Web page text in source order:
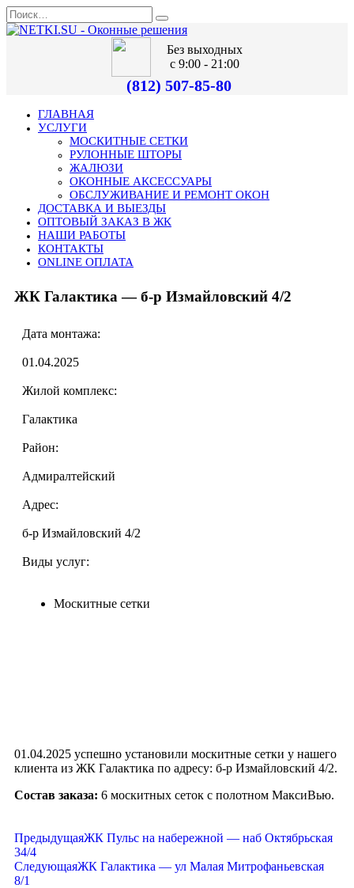
Без выходных
с 9:00 - 21:00
(812) 507-85-80
ГЛАВНАЯ
УСЛУГИ
МОСКИТНЫЕ СЕТКИ
РУЛОННЫЕ ШТОРЫ
ЖАЛЮЗИ
ОКОННЫЕ АКСЕССУАРЫ
ОБСЛУЖИВАНИЕ И РЕМОНТ ОКОН
ДОСТАВКА И ВЫЕЗДЫ
ОПТОВЫЙ ЗАКАЗ В ЖК
НАШИ РАБОТЫ
КОНТАКТЫ
ONLINE ОПЛАТА
ЖК Галактика — б-р Измайловский 4/2
Дата монтажа:
01.04.2025
Жилой комплекс:
Галактика
Район:
Адмиралтейский
Адрес:
б-р Измайловский 4/2
Виды услуг:
Москитные сетки
01.04.2025 успешно установили москитные сетки у нашего
клиента из ЖК Галактика по адресу: б-р Измайловский 4/2.
Состав заказа: 6 москитных сеток с полотном МаксиВью.
ПредыдущаяЖК Пульс на набережной — наб Октябрьская
34/4
СледующаяЖК Галактика — ул Малая Митрофаньевская
8/1